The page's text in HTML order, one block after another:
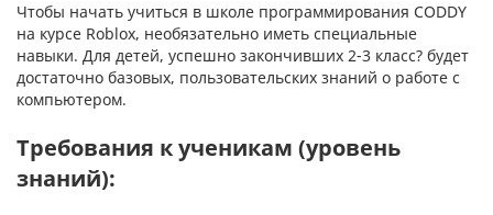
Чтобы начать учиться в школе программирования CODDY
на курсе Roblox, необязательно иметь специальные
навыки. Для детей, успешно закончивших 2-3 класс? будет
достаточно базовых, пользовательских знаний о работе с
компьютером.
Требования к ученикам (уровень
знаний):